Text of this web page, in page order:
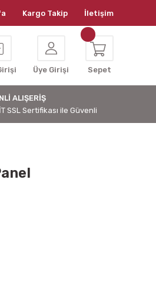
Kargo Takip İletişim
Üye Girişi Sepet
ALIŞERİŞ
SSL Sertifikası ile Güvenli